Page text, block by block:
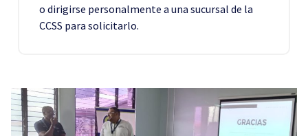
o dirigirse personalmente a una sucursal de la
CCSS para solicitarlo.